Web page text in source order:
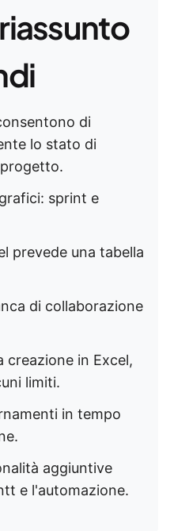
di
lo stato di
sprint e
prevede una tabella
di collaborazione
creazione in Excel,
limiti.
in tempo
aggiuntive
e l'automazione.